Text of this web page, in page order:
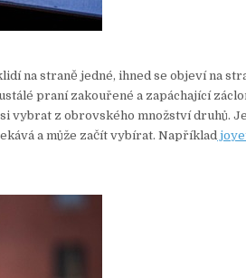
na straně jedné, ihned se objeví na
praní zakouřené a zapáchající
vybrat z obrovského množství druhů.
a může začít vybírat. Například